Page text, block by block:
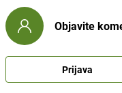
Objavite
Prijava